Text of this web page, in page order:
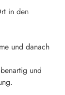
in den
und danach
und